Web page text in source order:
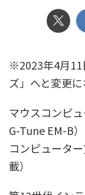
※2023年4月11
ズ」へと変更に
マウスコンピ
G-Tune EM-B
コンピュータ
載）